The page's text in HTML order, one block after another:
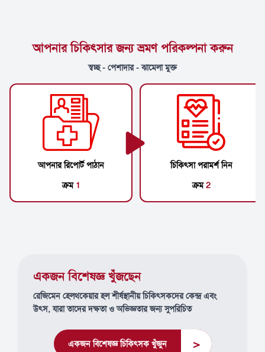
আপনার চিকিৎসার জন্য ভ্রমণ পরিকল্পনা করুন
স্বচ্ছ - পেশাদার - ঝামেলা মুক্ত
আপনার রিপোর্ট পাঠান
ক্রম 1
চিকিৎসা পরামর্শ নিন
ক্রম2
একজন বিশেষজ্ঞ খুঁজছেন
রেজিমেন হেলথকেয়ার হল শীর্ষস্থানীয় চিকিৎসকদের কেন্দ্র এবং
উৎস, যারা তাদের দক্ষতা ও অভিজ্ঞতার জন্য সুপরিচিত
একজন বিশেষজ্ঞ চিকিৎসক খুঁজুন >